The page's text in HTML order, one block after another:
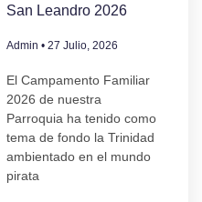
San Leandro 2026
Admin 27 Julio, 2026
El Campamento Familiar
2026 de nuestra
Parroquia ha tenido como
tema de fondo la Trinidad
ambientado en el mundo
pirata